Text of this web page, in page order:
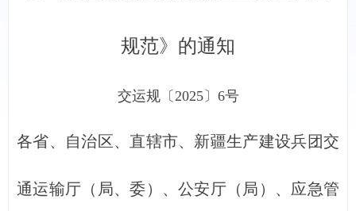
规范》的通知
交运规〔2025〕6号
各省、自治区、直辖市、新疆生产建设兵团交
通运输厅（局、委）、公安厅（局）、应急管